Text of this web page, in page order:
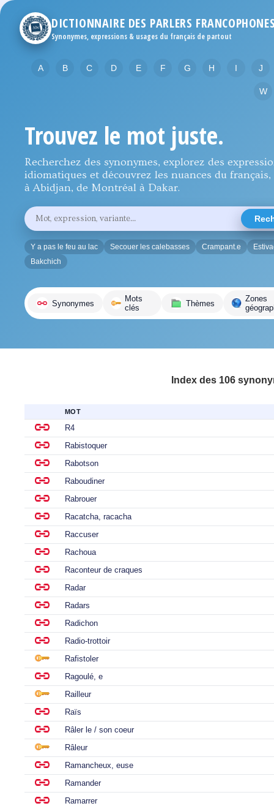
DICTIONNAIRE DES PARLERS
Synonymes, expressions & usages du français de partout
A B C D E F G H I J
W
Trouvez le mot juste.
Recherchez des synonymes, explorez des
idiomatiques et découvrez les nuances du français,
à Abidjan, de Montréal à Dakar.
Rechercher
un
mot,
une
expression
ou
une
Y a pas le feu au lac Secouer les calebasses Crampant.e
Bakchich
Synonymes
Mots
clés
Thèmes
Zones
Index des 106
MOT
R4
Rabistoquer
Rabotson
Raboudiner
Rabrouer
Racatcha, racacha
Raccuser
Rachoua
Raconteur de craques
Radar
Radars
Radichon
Radio-trottoir
Rafistoler
Ragoulé, e
Railleur
Raïs
Râler le / son coeur
Râleur
Ramancheux, euse
Ramander
Ramarrer